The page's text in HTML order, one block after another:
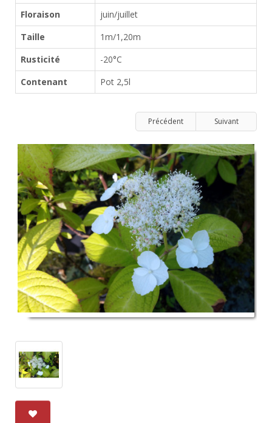
Floraison
juin/juillet
Taille
1m/1,20m
Rusticité
-20°C
Contenant
Pot 2,5l
Précédent Suivant